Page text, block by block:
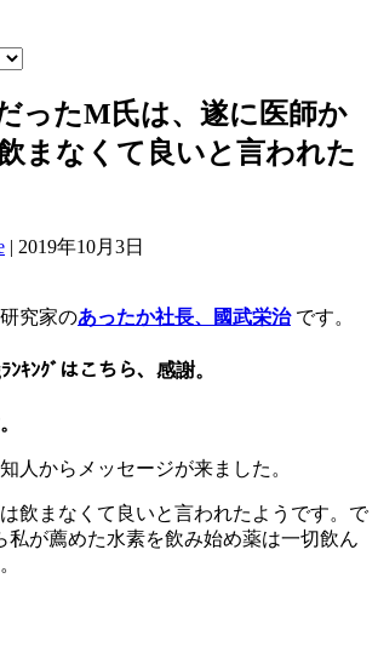
ったM氏は、遂に医師か
まなくて良いと言われた
| 2019年10月3日
究家のあったか社長、國武栄治です。
ﾝｷﾝｸﾞはこちら、感謝。
人からメッセージが来ました。
飲まなくて良いと言われたようです。で
私が薦めた水素を飲み始め薬は一切飲ん